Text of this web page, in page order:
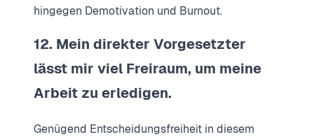
hingegen Demotivation und Burnout.
12. Mein direkter Vorgesetzter
lässt mir viel Freiraum, um meine
Arbeit zu erledigen.
Genügend Entscheidungsfreiheit in diesem